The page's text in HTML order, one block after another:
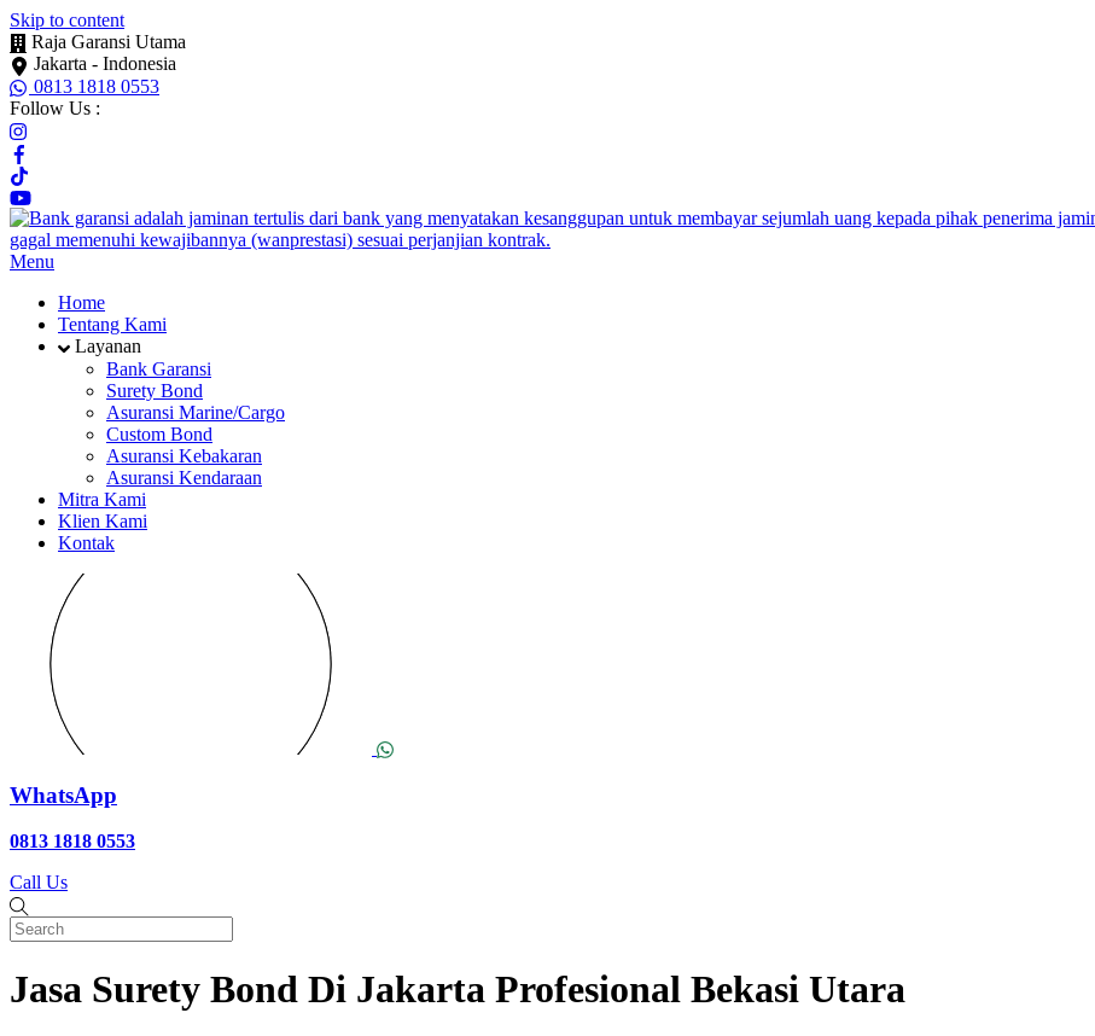
Skip to content
Raja Garansi Utama
Jakarta - Indonesia
0813 1818 0553
Follow Us :
Menu
Home
Tentang Kami
Layanan
Bank Garansi
Surety Bond
Asuransi Marine/Cargo
Custom Bond
Asuransi Kebakaran
Asuransi Kendaraan
Mitra Kami
Klien Kami
Kontak
WhatsApp
0813 1818 0553
Call Us
Jasa Surety Bond Di Jakarta Profesional Bekasi Utara